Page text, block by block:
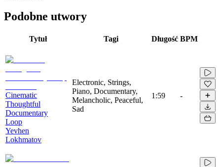
Podobne utwory
Tytuł Tagi Długość BPM
Cinematic
Thoughtful
Documentary
Loop
Yevhen
Lokhmatov
Electronic, Strings,
Piano, Documentary,
Melancholic, Peaceful,
Sad
1:59 -